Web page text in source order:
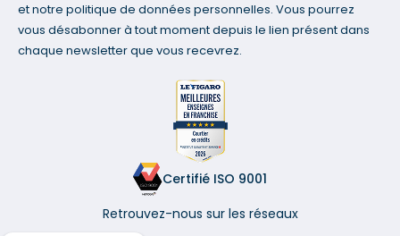
et notre politique de données personnelles. Vous pourrez
vous désabonner à tout moment depuis le lien présent dans
chaque newsletter que vous recevrez.
Certifié ISO 9001
Retrouvez-nous sur les réseaux